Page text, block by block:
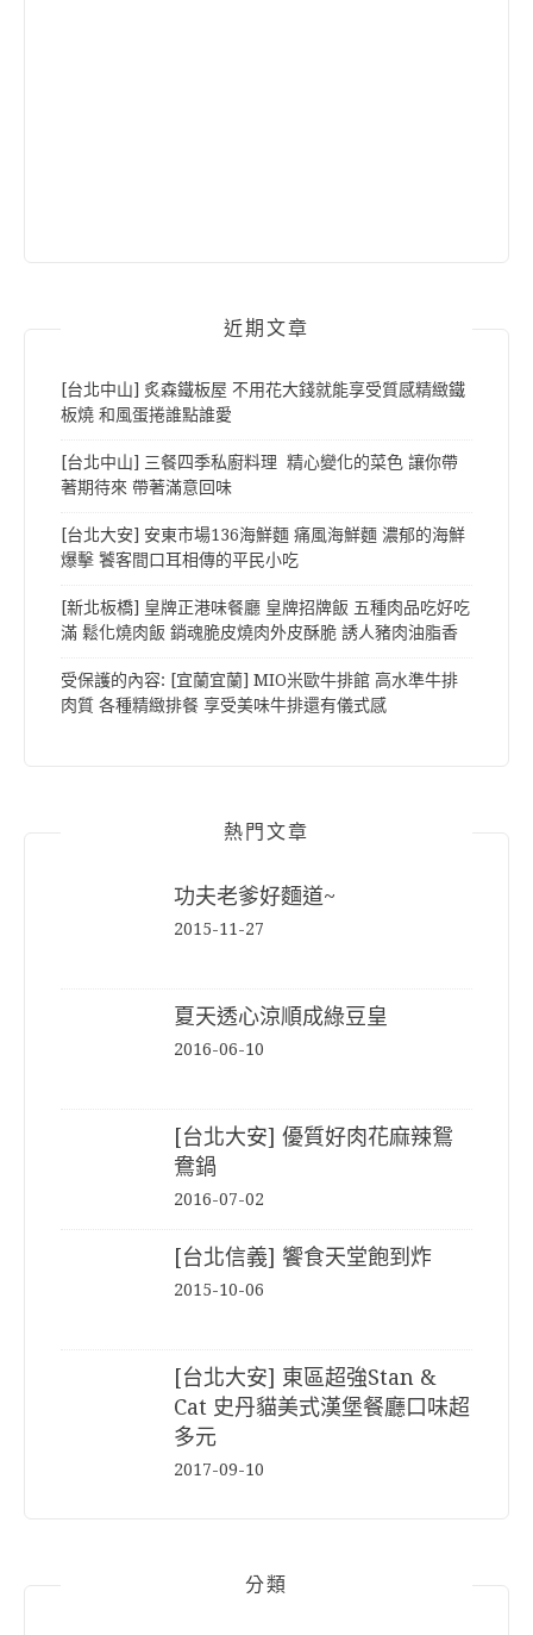
近期文章
[台北中山] 炙森鐵板屋 不用花大錢就能享受質感精緻鐵
板燒 和風蛋捲誰點誰愛
[台北中山] 三餐四季私廚料理 精心變化的菜色 讓你帶
著期待來 帶著滿意回味
[台北大安] 安東市場136海鮮麵 痛風海鮮麵 濃郁的海鮮
爆擊 饕客間口耳相傳的平民小吃
[新北板橋] 皇牌正港味餐廳 皇牌招牌飯 五種肉品吃好吃
滿 鬆化燒肉飯 銷魂脆皮燒肉外皮酥脆 誘人豬肉油脂香
受保護的內容: [宜蘭宜蘭] MIO米歐牛排館 高水準牛排
肉質 各種精緻排餐 享受美味牛排還有儀式感
熱門文章
功夫老爹好麵道~
2015-11-27
夏天透心涼順成綠豆皇
2016-06-10
[台北大安] 優質好肉花麻辣鴛
鴦鍋
2016-07-02
[台北信義] 饗食天堂飽到炸
2015-10-06
[台北大安] 東區超強Stan &
Cat 史丹貓美式漢堡餐廳口味超
多元
2017-09-10
分類